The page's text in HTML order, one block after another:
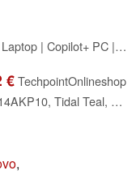
Lenovo Yoga 7 2-in-1 Laptop | Copilot+ PC | 14" WUXGA OLED Display | AMD Ryzen AI 5 340 | AMD Radeon Grafik | 16GB RAM | 512GB SSD | Win11 | QWERTZ | Tidal Teal | Inkl. Pen | 3 Monate Premium Care
€ TechpointOnlineshop
Lenovo Yoga 7 2-in1 14AKP10, Tidal Teal, Ryzen AI 5 340, 16GB RAM, 512GB SSD, DE (83JR002UGE)
,